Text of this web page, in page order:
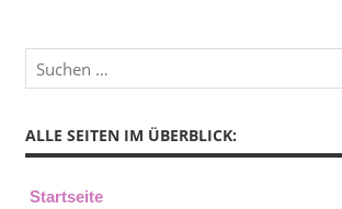
ALLE SEITEN IM ÜBERBLICK:
Startseite